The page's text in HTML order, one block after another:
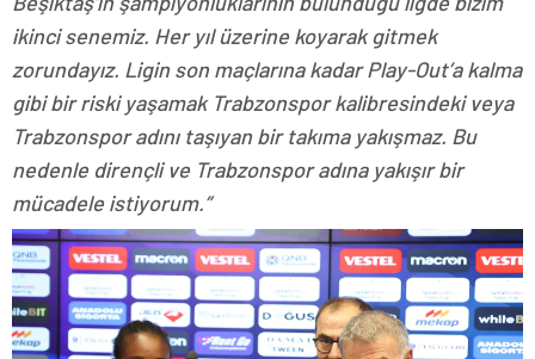
ikinci senemiz. Her yıl üzerine koyarak gitmek
zorundayız. Ligin son maçlarına kadar Play-Out’a kalma
gibi bir riski yaşamak Trabzonspor kalibresindeki veya
Trabzonspor adını taşıyan bir takıma yakışmaz. Bu
nedenle dirençli ve Trabzonspor adına yakışır bir
mücadele istiyorum.”